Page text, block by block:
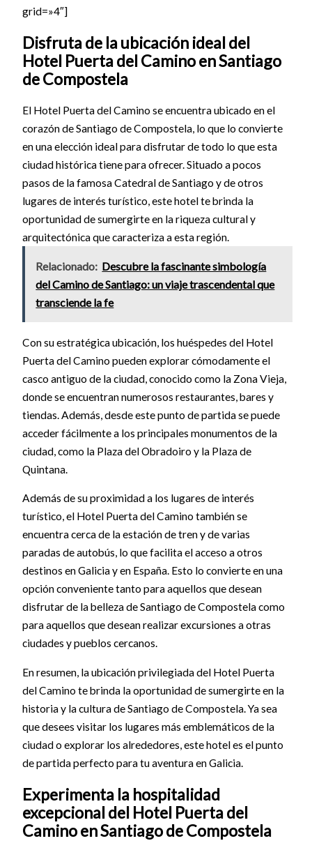
grid=»4″]
Disfruta de la ubicación ideal del
Hotel Puerta del Camino en Santiago
de Compostela
El Hotel Puerta del Camino se encuentra ubicado en el
corazón de Santiago de Compostela, lo que lo convierte
en una elección ideal para disfrutar de todo lo que esta
ciudad histórica tiene para ofrecer. Situado a pocos
pasos de la famosa Catedral de Santiago y de otros
lugares de interés turístico, este hotel te brinda la
oportunidad de sumergirte en la riqueza cultural y
arquitectónica que caracteriza a esta región.
Relacionado: Descubre la fascinante simbología
del Camino de Santiago: un viaje trascendental que
transciende la fe
Con su estratégica ubicación, los huéspedes del Hotel
Puerta del Camino pueden explorar cómodamente el
casco antiguo de la ciudad, conocido como la Zona Vieja,
donde se encuentran numerosos restaurantes, bares y
tiendas. Además, desde este punto de partida se puede
acceder fácilmente a los principales monumentos de la
ciudad, como la Plaza del Obradoiro y la Plaza de
Quintana.
Además de su proximidad a los lugares de interés
turístico, el Hotel Puerta del Camino también se
encuentra cerca de la estación de tren y de varias
paradas de autobús, lo que facilita el acceso a otros
destinos en Galicia y en España. Esto lo convierte en una
opción conveniente tanto para aquellos que desean
disfrutar de la belleza de Santiago de Compostela como
para aquellos que desean realizar excursiones a otras
ciudades y pueblos cercanos.
En resumen, la ubicación privilegiada del Hotel Puerta
del Camino te brinda la oportunidad de sumergirte en la
historia y la cultura de Santiago de Compostela. Ya sea
que desees visitar los lugares más emblemáticos de la
ciudad o explorar los alrededores, este hotel es el punto
de partida perfecto para tu aventura en Galicia.
Experimenta la hospitalidad
excepcional del Hotel Puerta del
Camino en Santiago de Compostela